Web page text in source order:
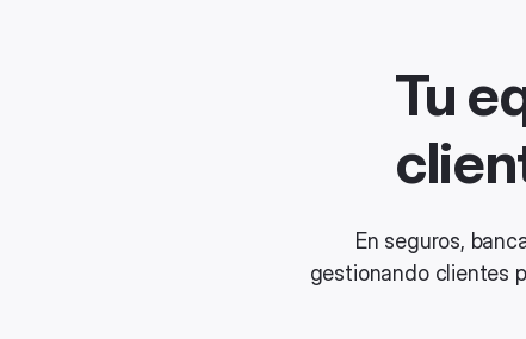
Tu
En seguros,
gestionando clientes